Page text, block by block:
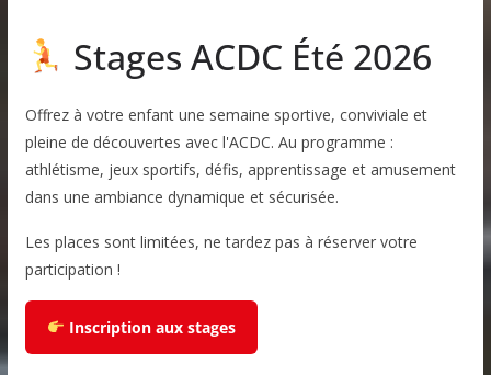
Stages ACDC Été 2026
Offrez à votre enfant une semaine sportive, conviviale et
pleine de découvertes avec l'ACDC. Au programme :
athlétisme, jeux sportifs, défis, apprentissage et amusement
dans une ambiance dynamique et sécurisée.
Les places sont limitées, ne tardez pas à réserver votre
participation !
Inscription aux stages